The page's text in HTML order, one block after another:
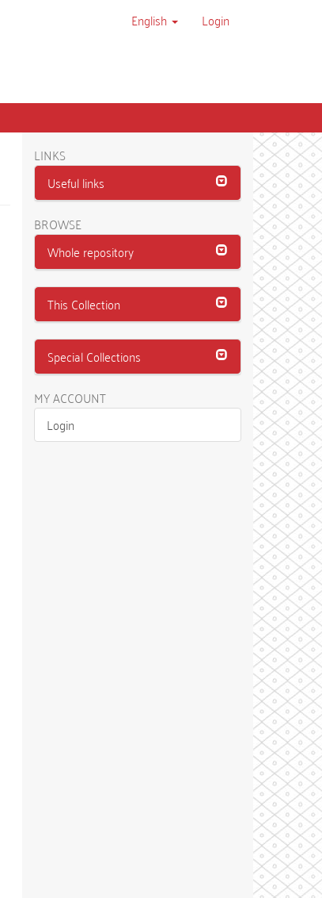
English Login
LINKS
Useful links
BROWSE
Whole repository
This Collection
Special Collections
MY ACCOUNT
Login